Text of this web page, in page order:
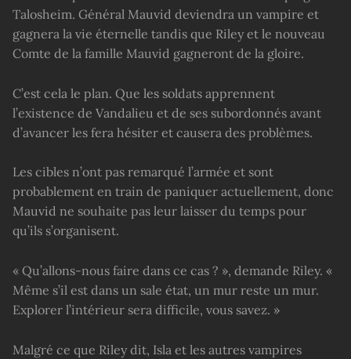
Talosheim. Général Mauvid deviendra un vampire et
gagnera la vie éternelle tandis que Riley et le nouveau
Comte de la famille Mauvid gagneront de la gloire.
C’est cela le plan. Que les soldats apprennent
l’existence de Vandalieu et de ses subordonnés avant
d’avancer les fera hésiter et causera des problèmes.
Les cibles n’ont pas remarqué l’armée et sont
probablement en train de paniquer actuellement, donc
Mauvid ne souhaite pas leur laisser du temps pour
qu’ils s’organisent.
« Qu’allons-nous faire dans ce cas ? », demande Riley. «
Même s’il est dans un sale état, un mur reste un mur.
Explorer l’intérieur sera difficile, vous savez. »
Malgré ce que Riley dit, Isla et les autres vampires